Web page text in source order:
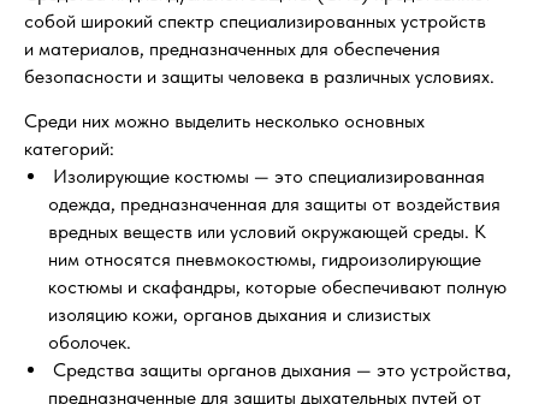
собой широкий спектр специализированных устройств
и материалов, предназначенных для обеспечения
безопасности и защиты человека в различных условиях.
Среди них можно выделить несколько основных
категорий:
Изолирующие костюмы — это специализированная
одежда, предназначенная для защиты от воздействия
вредных веществ или условий окружающей среды. К
ним относятся пневмокостюмы, гидроизолирующие
костюмы и скафандры, которые обеспечивают полную
изоляцию кожи, органов дыхания и слизистых
оболочек.
Средства защиты органов дыхания — это устройства,
предназначенные для защиты дыхательных путей от